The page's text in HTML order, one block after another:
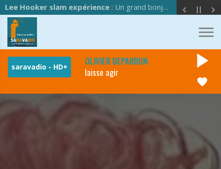
Lee Hooker slam expérience : Un grand bonjour à l'équipe de Saravadio !
OLIVIER DEPARDON
laisse agir
play_arrow
favorite